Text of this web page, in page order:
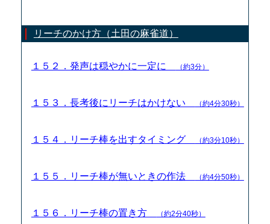
リーチのかけ方（土田の麻雀道）
１５２．発声は穏やかに一定に （約3分）
１５３．長考後にリーチはかけない （約4分30秒）
１５４．リーチ棒を出すタイミング （約3分10秒）
１５５．リーチ棒が無いときの作法 （約4分50秒）
１５６．リーチ棒の置き方 （約2分40秒）